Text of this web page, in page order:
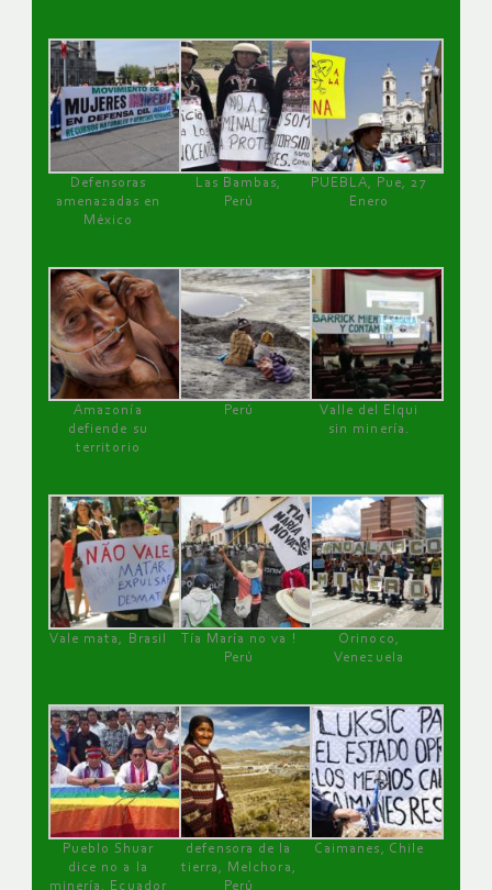
Defensoras
amenazadas en
México
Las Bambas,
Perú
PUEBLA, Pue, 27
Enero
Amazonía
defiende su
territorio
Perú
Valle del Elqui
sin minería.
Vale mata, Brasil
Tía María no va !
Perú
Orinoco,
Venezuela
Pueblo Shuar
dice no a la
minería, Ecuador
defensora de la
tierra, Melchora,
Perú
Caimanes, Chile